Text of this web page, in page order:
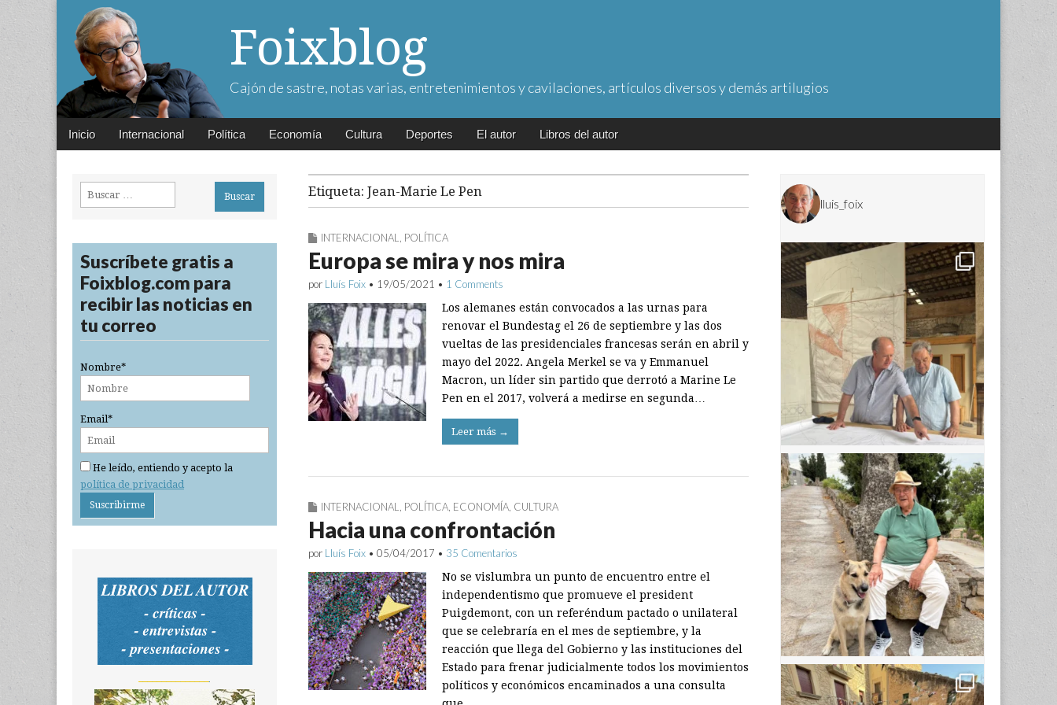
Foixblog
Cajón de sastre, notas varias, entretenimientos y cavilaciones, artículos diversos y demás artilugios
Main
Skip
Inicio Internacional Política Economía Cultura Deportes El autor Libros del autor
Etiqueta: Jean-Marie Le Pen
INTERNACIONAL POLÍTICA
Europa se mira y nos mira
por Lluís Foix • 19/05/2021 • 1 Comments
Los alemanes están convocados a las urnas para
renovar el Bundestag el 26 de septiembre y las dos
vueltas de las presidenciales francesas serán en abril y
mayo del 2022. Angela Merkel se va y Emmanuel
Macron, un líder sin partido que derrotó a Marine Le
Pen en el 2017, volverá a medirse en segunda…
Leer más →
INTERNACIONAL POLÍTICA ECONOMÍA CULTURA
Hacia una confrontación
por Lluís Foix • 05/04/2017 • 35 Comentarios
No se vislumbra un punto de encuentro entre el
independentismo que promueve el president
Puigdemont, con un referéndum pactado o unilateral
que se celebraría en el mes de septiembre, y la
reacción que llega del Gobierno y las instituciones del
Estado para frenar judicialmente todos los movimientos
políticos y económicos encaminados a una consulta
Buscar:
Suscríbete gratis a
Foixblog.com para
recibir las noticias en
tu correo
Nombre*
Email*
He leído, entiendo y acepto la
política de privacidad
lluis_foix